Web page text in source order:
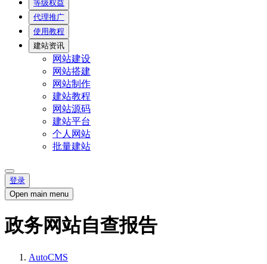
等级权益
代理推广
使用教程
建站资讯
网站建设
网站搭建
网站制作
建站教程
网站源码
建站平台
个人网站
批量建站
登录
Open main menu
政务网站自查报告
AutoCMS